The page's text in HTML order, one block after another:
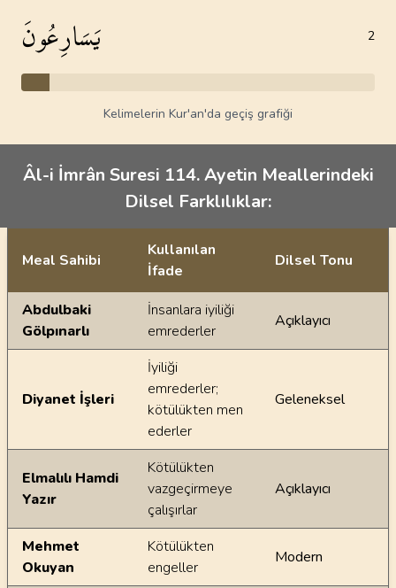
يَسَارِعُونَ 2
Kelimelerin Kur'an'da geçiş grafiği
Âl-i İmrân Suresi 114. Ayetin Meallerindeki
Dilsel Farklılıklar:
Ayetin meallerindeki dilsel farklılıklar
Meal Sahibi
Kullanılan
İfade
Dilsel Tonu
Abdulbaki
Gölpınarlı
İnsanlara iyiliği
emrederler
Açıklayıcı
Diyanet İşleri
İyiliği
emrederler;
kötülükten men
ederler
Geleneksel
Elmalılı Hamdi
Yazır
Kötülükten
vazgeçirmeye
çalışırlar
Açıklayıcı
Mehmet
Okuyan
Kötülükten
engeller
Modern